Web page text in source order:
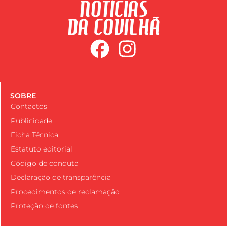
SOBRE
Contactos
Publicidade
Ficha Técnica
Estatuto editorial
Código de conduta
Declaração de transparência
Procedimentos de reclamação
Proteção de fontes